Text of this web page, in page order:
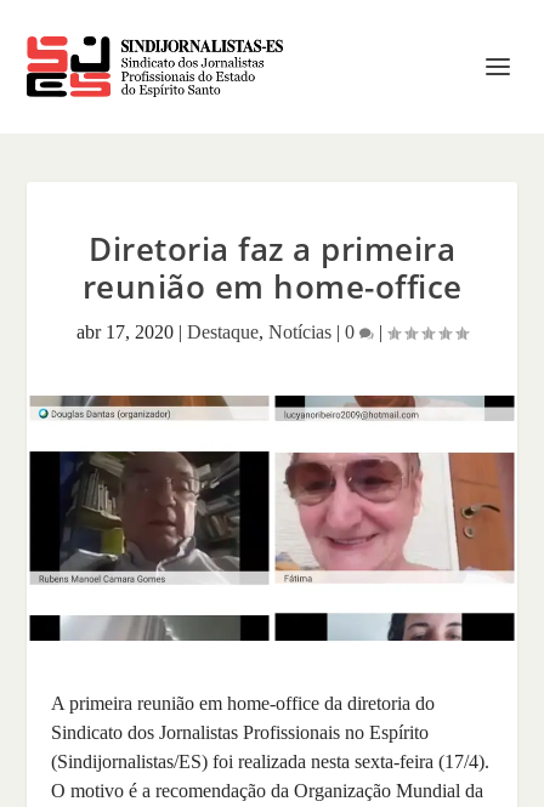
Diretoria faz a primeira
reunião em home-office
abr 17, 2020 | Destaque, Notícias | 0 |
A primeira reunião em home-office da diretoria do
Sindicato dos Jornalistas Profissionais no Espírito
(Sindijornalistas/ES) foi realizada nesta sexta-feira (17/4).
O motivo é a recomendação da Organização Mundial da